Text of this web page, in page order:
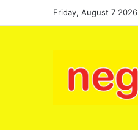
Friday, August 7 2026